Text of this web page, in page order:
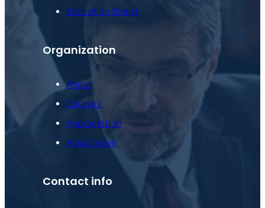
Education Board
Organization
About
Courses
Appreciation
Association
Contact info